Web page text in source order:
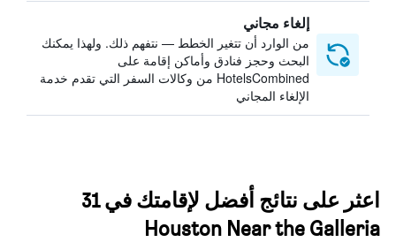
إلغاء مجاني
من الوارد أن تتغير الخطط — نتفهم ذلك. ولهذا يمكنك
البحث وحجز فنادق وأماكن إقامة على
HotelsCombined من وكالات السفر التي تقدم خدمة
الإلغاء المجاني
اعثر على نتائج أفضل لإقامتك في 31
Houston Near the Galleria